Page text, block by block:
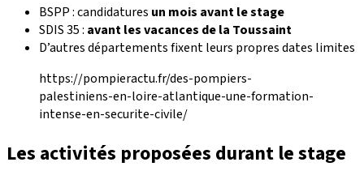
BSPP : candidatures un mois avant le stage
SDIS 35 : avant les vacances de la Toussaint
D’autres départements fixent leurs propres dates limites
https://pompieractu.fr/des-pompiers-
palestiniens-en-loire-atlantique-une-formation-
intense-en-securite-civile/
Les activités proposées durant le stage